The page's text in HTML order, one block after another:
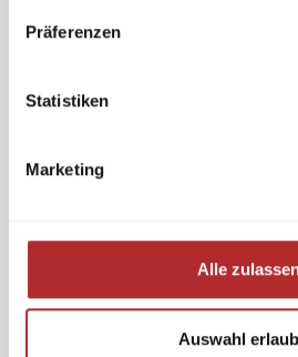
Präferenzen
Statistiken
Marketing
Alle
Auswahl
72622 Neckarhausen
Navigation
Kontakt
Datenschutz
Zahlungsarten
Widerrufsbelehrung